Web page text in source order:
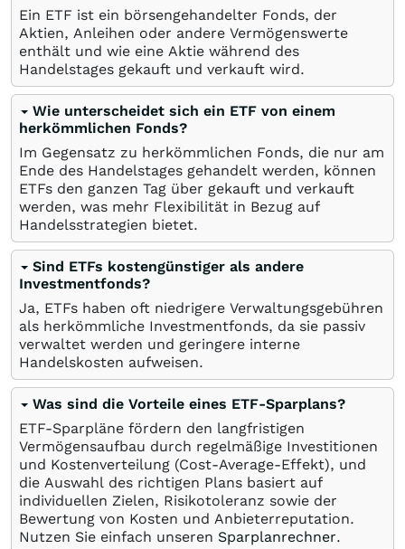
Ein ETF ist ein börsengehandelter Fonds, der
Aktien, Anleihen oder andere Vermögenswerte
enthält und wie eine Aktie während des
Handelstages gekauft und verkauft wird.
Wie unterscheidet sich ein ETF von einem
herkömmlichen Fonds?
Im Gegensatz zu herkömmlichen Fonds, die nur am
Ende des Handelstages gehandelt werden, können
ETFs den ganzen Tag über gekauft und verkauft
werden, was mehr Flexibilität in Bezug auf
Handelsstrategien bietet.
Sind ETFs kostengünstiger als andere
Investmentfonds?
Ja, ETFs haben oft niedrigere Verwaltungsgebühren
als herkömmliche Investmentfonds, da sie passiv
verwaltet werden und geringere interne
Handelskosten aufweisen.
Was sind die Vorteile eines ETF-Sparplans?
ETF-Sparpläne fördern den langfristigen
Vermögensaufbau durch regelmäßige Investitionen
und Kostenverteilung (Cost-Average-Effekt), und
die Auswahl des richtigen Plans basiert auf
individuellen Zielen, Risikotoleranz sowie der
Bewertung von Kosten und Anbieterreputation.
Nutzen Sie einfach unseren Sparplanrechner.